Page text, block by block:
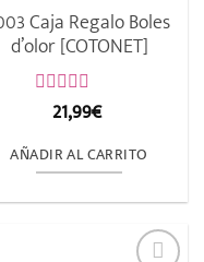
Caja Regalo Boles
d’olor [COTONET]
Valorado
de
5
21,99€
AÑADIR AL CARRITO